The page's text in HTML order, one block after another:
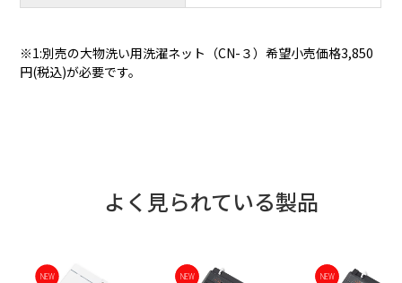
※1:別売の大物洗い用洗濯ネット（CN-３）希望小売価格3,850
円(税込)が必要です。
よく見られている製品
NEW NEW
NEW NEW
NEW